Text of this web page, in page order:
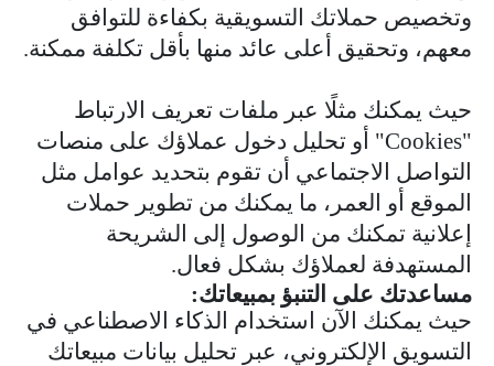
وتخصيص حملاتك التسويقية بكفاءة للتوافق
معهم، وتحقيق أعلى عائد منها بأقل تكلفة ممكنة.
حيث يمكنك مثلًا عبر ملفات تعريف الارتباط
"
Cookies" أو تحليل دخول عملاؤك على منصات
التواصل الاجتماعي أن تقوم بتحديد عوامل مثل
الموقع أو العمر، ما يمكنك من تطوير حملات
إعلانية تمكنك من الوصول إلى الشريحة
المستهدفة لعملاؤك بشكل فعال.
مساعدتك على التنبؤ بمبيعاتك:
حيث يمكنك الآن استخدام الذكاء الاصطناعي في
التسويق الإلكتروني، عبر تحليل بيانات مبيعاتك